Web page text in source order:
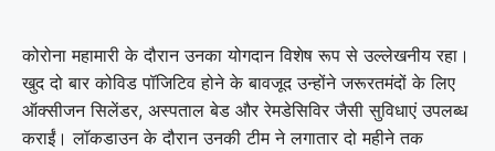
कोरोना महामारी के दौरान उनका योगदान विशेष रूप से उल्लेखनीय रहा।
खुद दो बार कोविड पॉजिटिव होने के बावजूद उन्होंने जरूरतमंदों के लिए
ऑक्सीजन सिलेंडर, अस्पताल बेड और रेमडेसिविर जैसी सुविधाएं उपलब्ध
कराईं। लॉकडाउन के दौरान उनकी टीम ने लगातार दो महीने तक